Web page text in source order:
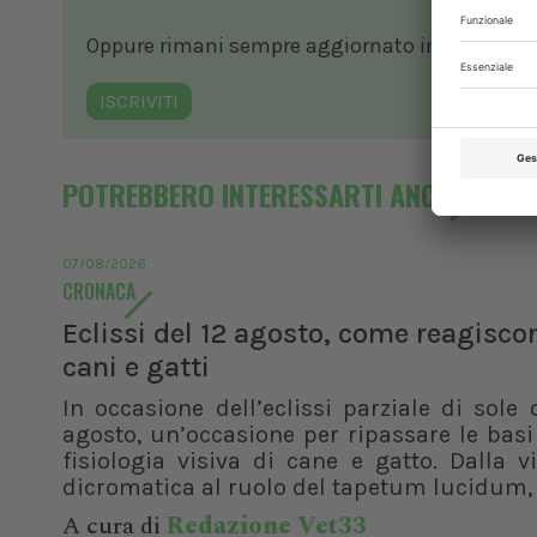
Oppure rimani sempre aggiornato in ambito
ISCRIVITI
POTREBBERO INTERESSARTI ANCHE
07/08/2026
CRONACA
Eclissi del 12 agosto, come
cani e gatti
In occasione dell’eclissi parziale di sole
agosto, un’occasione per ripassare le
fisiologia visiva di cane e gatto. Dalla
dicromatica al ruolo del tapetum lucidum,
A cura di Redazione Vet33